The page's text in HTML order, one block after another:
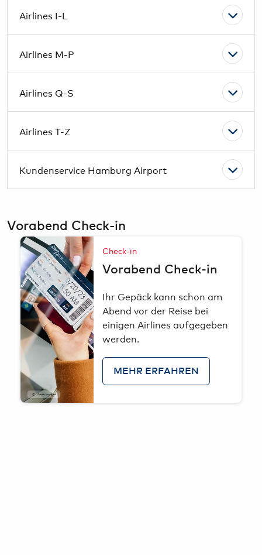
Airlines I-L
Airlines M-P
Airlines Q-S
Airlines T-Z
Kundenservice Hamburg Airport
Vorabend Check-in
GettyImages
Vorabend Check-in
Check-in
Ihr Gepäck kann schon am
Abend vor der Reise bei
einigen Airlines aufgegeben
werden.
MEHR ERFAHREN